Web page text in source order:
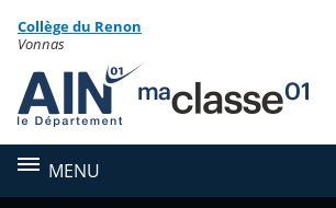
Menu de la rubrique
Contenu
Collège du Renon
Vonnas
MENU